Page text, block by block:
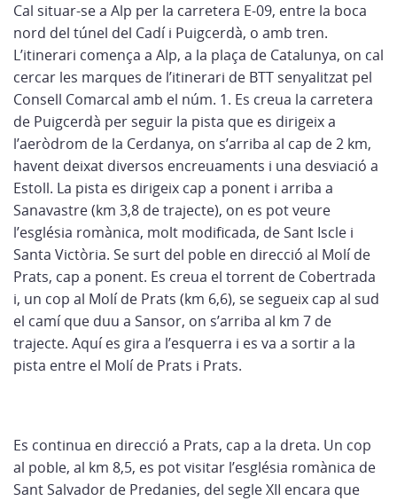
Cal situar-se a Alp per la carretera E-09, entre la boca
nord del túnel del Cadí i Puigcerdà, o amb tren.
L’itinerari comença a Alp, a la plaça de Catalunya, on cal
cercar les marques de l’itinerari de BTT senyalitzat pel
Consell Comarcal amb el núm. 1. Es creua la carretera
de Puigcerdà per seguir la pista que es dirigeix a
l’aeròdrom de la Cerdanya, on s’arriba al cap de 2 km,
havent deixat diversos encreuaments i una desviació a
Estoll. La pista es dirigeix cap a ponent i arriba a
Sanavastre (km 3,8 de trajecte), on es pot veure
l’església romànica, molt modificada, de Sant Iscle i
Santa Victòria. Se surt del poble en direcció al Molí de
Prats, cap a ponent. Es creua el torrent de Cobertrada
i, un cop al Molí de Prats (km 6,6), se segueix cap al sud
el camí que duu a Sansor, on s’arriba al km 7 de
trajecte. Aquí es gira a l’esquerra i es va a sortir a la
pista entre el Molí de Prats i Prats.
Es continua en direcció a Prats, cap a la dreta. Un cop
al poble, al km 8,5, es pot visitar l’església romànica de
Sant Salvador de Predanies, del segle XII encara que